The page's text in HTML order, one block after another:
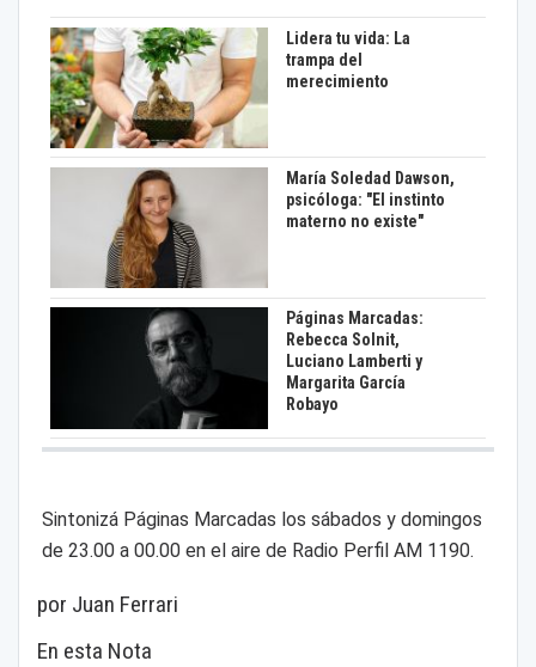
Lidera tu vida: La
trampa del
merecimiento
María Soledad Dawson,
psicóloga: "El instinto
materno no existe"
Páginas Marcadas:
Rebecca Solnit,
Luciano Lamberti y
Margarita García
Robayo
Sintonizá Páginas Marcadas los sábados y domingos
de 23.00 a 00.00 en el aire de Radio Perfil AM 1190.
por Juan Ferrari
En esta Nota